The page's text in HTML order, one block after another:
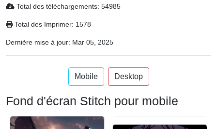
Total des téléchargements: 54985
Total des Imprimer: 1578
Dernière mise à jour: Mar 05, 2025
Mobile Desktop
Fond d'écran Stitch pour mobile